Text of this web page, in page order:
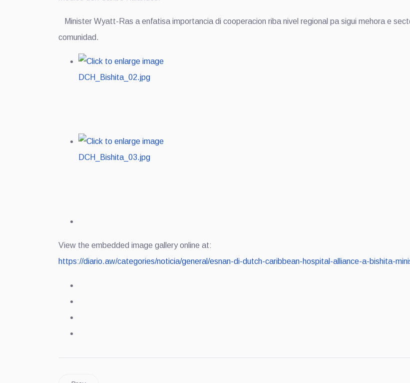
Minister Wyatt-Ras a enfatisa importancia di cooperacion riba nivel regional pa sigui mehora e
comunidad.
View the embedded image gallery online at:
https://diario.aw/categories/noticia/general/esnan-di-dutch-caribbean-hospital-alliance-a-bishita-